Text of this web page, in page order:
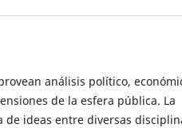
análisis político,
de la esfera pública. La
ideas entre diversas